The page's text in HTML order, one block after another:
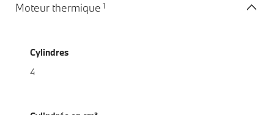
Moteur thermique 1
Cylindres
4